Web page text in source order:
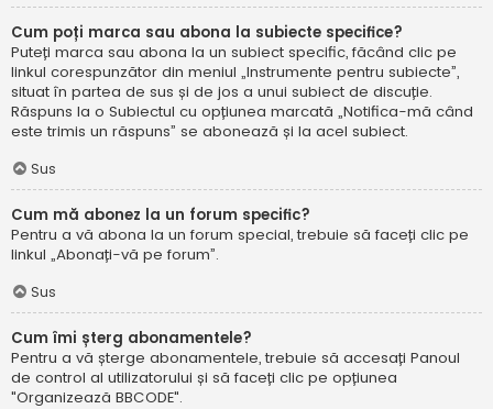
Cum poți marca sau abona la subiecte specifice?
Puteți marca sau abona la un subiect specific, făcând clic pe
linkul corespunzător din meniul „Instrumente pentru subiecte”,
situat în partea de sus și de jos a unui subiect de discuție.
Răspuns la o Subiectul cu opțiunea marcată „Notifica-mă când
este trimis un răspuns” se abonează și la acel subiect.
Sus
Cum mă abonez la un forum specific?
Pentru a vă abona la un forum special, trebuie să faceți clic pe
linkul „Abonați-vă pe forum”.
Sus
Cum îmi șterg abonamentele?
Pentru a vă șterge abonamentele, trebuie să accesați Panoul
de control al utilizatorului și să faceți clic pe opțiunea
"Organizează BBCODE".